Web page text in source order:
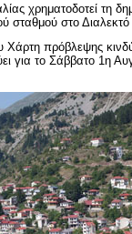
χρηματοδοτεί τη
σταθμού στο
Χάρτη πρόβλεψης
για το Σάββατο 1η